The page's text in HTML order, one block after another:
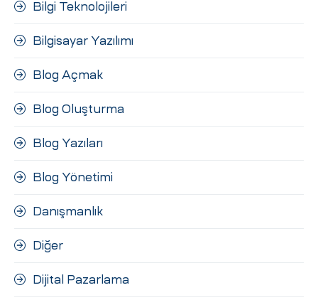
Bilgi Teknolojileri
Bilgisayar Yazılımı
Blog Açmak
Blog Oluşturma
Blog Yazıları
Blog Yönetimi
Danışmanlık
Diğer
Dijital Pazarlama